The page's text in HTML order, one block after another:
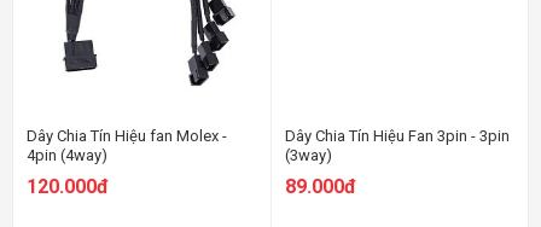
Dây Chia Tín Hiệu fan Molex -
4pin (4way)
120.000đ
Dây Chia Tín Hiệu Fan 3pin - 3pin
(3way)
89.000đ